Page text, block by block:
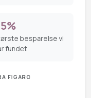
besparelse vi
fundet
FIGARO